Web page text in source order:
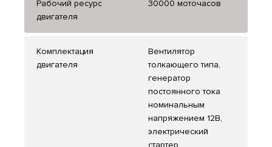
Рабочий ресурс
двигателя
30000 моточасов
Комплектация
двигателя
Вентилятор
толкающего типа,
генератор
постоянного тока
номинальным
напряжением 12В,
электрический